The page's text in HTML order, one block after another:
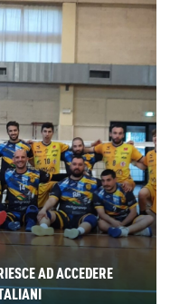
AD ACCEDERE